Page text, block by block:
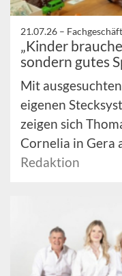
21.07.26 –
„Kinder
sondern gutes
Mit
eigenen
zeigen sich
Cornelia in Gera
Redaktion